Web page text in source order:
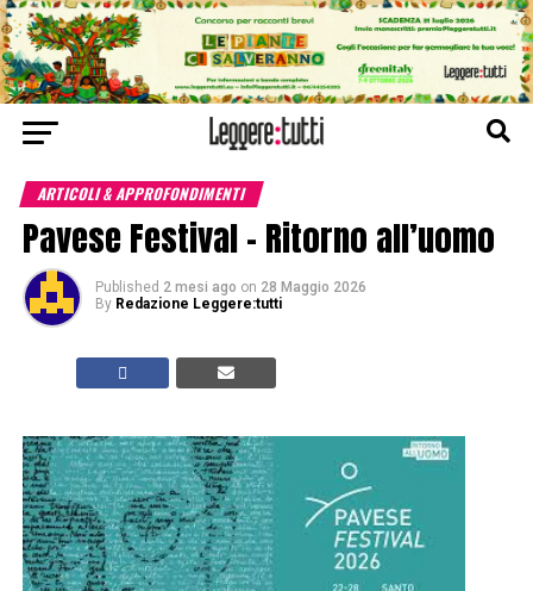
ARTICOLI & APPROFONDIMENTI
Pavese Festival – Ritorno all’uomo
Published 2 mesi ago on 28 Maggio 2026
By Redazione Leggere:tutti